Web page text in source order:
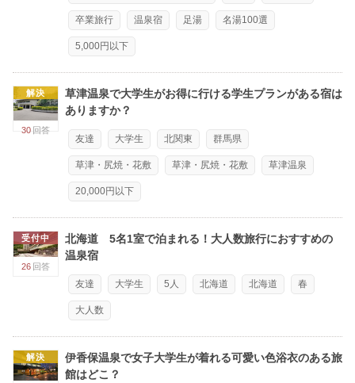
卒業旅行 温泉宿 足湯 名湯100選
5,000円以下
解決
30 回答
草津温泉で大学生がお得に行ける学生プランがある宿は
ありますか？
友達 大学生 北関東 群馬県
草津・尻焼・花敷 草津・尻焼・花敷 草津温泉
20,000円以下
受付中
26 回答
北海道 5名1室で泊まれる！大人数旅行におすすめの
温泉宿
友達 大学生 5人 北海道 北海道 春
大人数
解決
伊香保温泉で女子大学生が着れる可愛い色浴衣のある旅
館はどこ？